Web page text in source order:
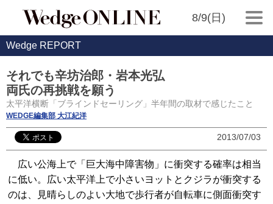
8/9(日)
Wedge REPORT
それでも辛坊治郎・岩本光弘
両氏の再挑戦を願う
太平洋横断「ブラインドセーリング」半年間の取材で感じたこと
WEDGE編集部 大江紀洋
2013/07/03
広い公海上で「巨大海中障害物」に衝突する確率は相当
に低い。広い太平洋上で小さいヨットとクジラが衝突する
のは、見晴らしのよい大地で歩行者が自転車に側面衝突す